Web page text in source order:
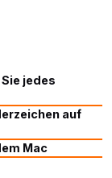
jedes
auf
Mac